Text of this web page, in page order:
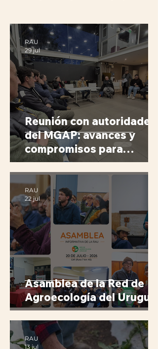
Reunión con autoridades
del MGAP: avances y
compromisos para
fortalecer la
agroecología.
RAU
29 jul
Asamblea de la Red de
Agroecología del Uruguay
RAU
22 jul
RAU
13 jul